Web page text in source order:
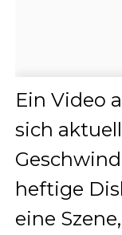
Ein Video
sich
heftige
eine